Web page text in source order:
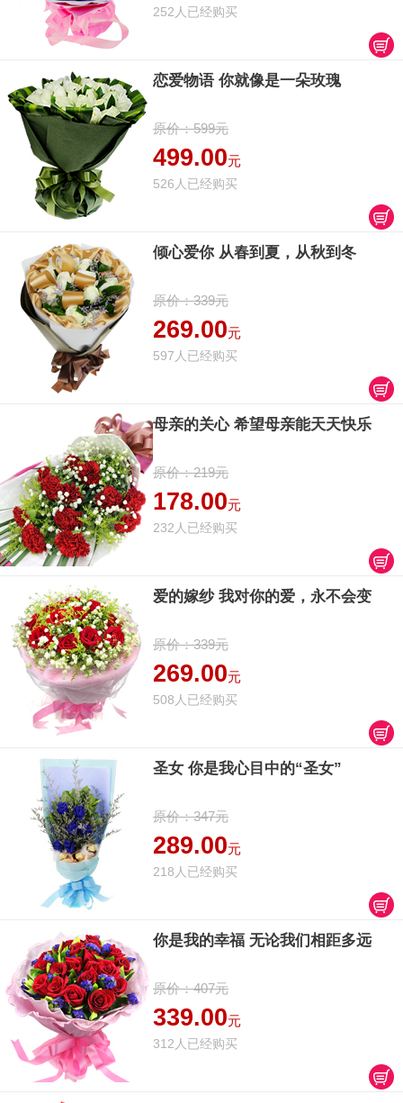
252人已经购买
恋爱物语 你就像是一朵玫瑰
原价：599元
499.00元
526人已经购买
倾心爱你 从春到夏，从秋到冬
原价：339元
269.00元
597人已经购买
母亲的关心 希望母亲能天天快乐
原价：219元
178.00元
232人已经购买
爱的嫁纱 我对你的爱，永不会变
原价：339元
269.00元
508人已经购买
圣女 你是我心目中的“圣女”
原价：347元
289.00元
218人已经购买
你是我的幸福 无论我们相距多远
原价：407元
339.00元
312人已经购买